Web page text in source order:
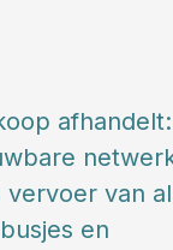
afhandelt:
van
en